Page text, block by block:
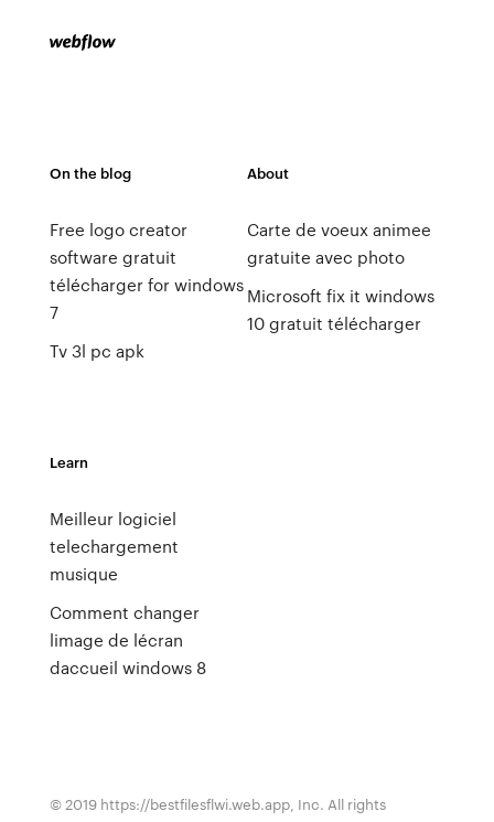
On the blog
Free logo creator
software gratuit
télécharger for windows
7
Tv 3l pc apk
About
Carte de voeux animee
gratuite avec photo
Microsoft fix it windows
10 gratuit télécharger
Learn
Meilleur logiciel
telechargement
musique
Comment changer
limage de lécran
daccueil windows 8
© 2019 https://bestfilesflwi.web.app, Inc. All rights